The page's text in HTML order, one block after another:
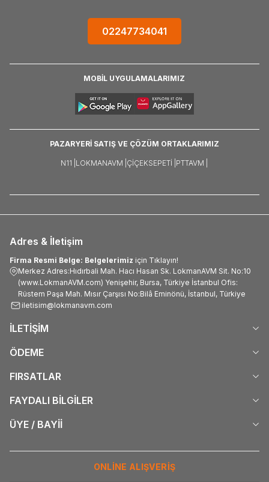
02247734041
MOBİL UYGULAMALARIMIZ
PAZARYERİ SATIŞ VE ÇÖZÜM ORTAKLARIMIZ
N11 | LOKMANAVM | ÇIÇEKSEPETI | PTTAVM |
Adres & İletişim
Firma Resmi Belge: Belgelerimiz için Tıklayın!
Merkez Adres:Hıdırbali Mah. Hacı Hasan Sk. LokmanAVM Sit. No:10
(www.LokmanAVM.com) Yenişehir, Bursa, Türkiye İstanbul Ofis:
Rüstem Paşa Mah. Mısır Çarşısı No:Bilâ Eminönü, İstanbul, Türkiye
iletisim@lokmanavm.com
İLETİŞİM
ÖDEME
FIRSATLAR
FAYDALI BİLGİLER
ÜYE / BAYİİ
ONLİNE ALIŞVERİŞ